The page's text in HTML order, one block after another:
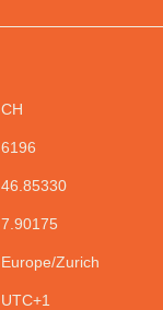
CH
6196
46.85330
7.90175
Europe/Zurich
UTC+1